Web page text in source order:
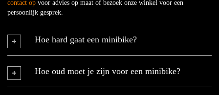
contact op voor advies op maat of bezoek onze winkel voor een
persoonlijk gesprek.
Hoe hard gaat een minibike?
Hoe oud moet je zijn voor een minibike?